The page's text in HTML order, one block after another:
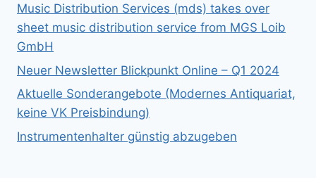
Music Distribution Services (mds) takes over
sheet music distribution service from MGS Loib
GmbH
Neuer Newsletter Blickpunkt Online – Q1 2024
Aktuelle Sonderangebote (Modernes Antiquariat,
keine VK Preisbindung)
Instrumentenhalter günstig abzugeben